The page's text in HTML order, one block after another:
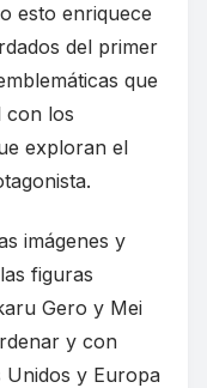
esto enriquece
del primer
que
con los
exploran el
imágenes y
figuras
Gero y Mei
y con
Unidos y Europa